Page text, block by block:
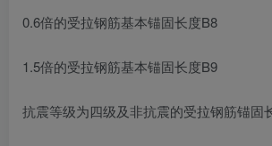
0.6倍的受拉钢筋基本锚固长度B8
1.5倍的受拉钢筋基本锚固长度B9
抗震等级为四级及非抗震的受拉钢筋锚固